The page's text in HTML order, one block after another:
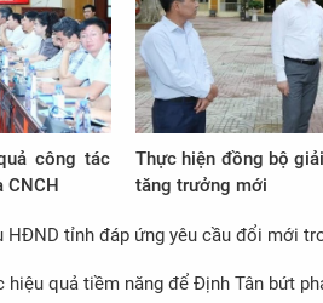
công tác
CNCH
Thực hiện đồng bộ
tăng trưởng mới
HĐND tỉnh đáp ứng yêu cầu đổi mới
hiệu quả tiềm năng để Định Tân bứt